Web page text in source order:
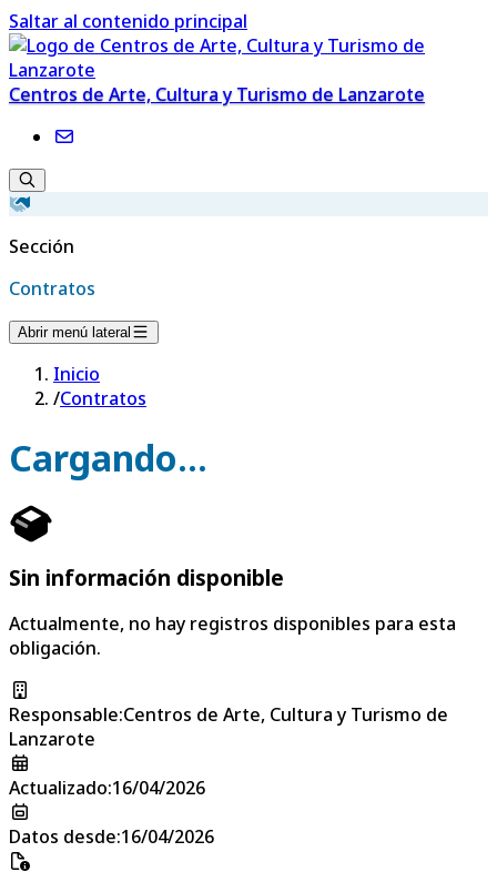
Saltar al contenido principal
Centros de Arte, Cultura y Turismo de Lanzarote
Sección
Contratos
Abrir menú lateral
Inicio
/Contratos
Cargando...
Sin información disponible
Actualmente, no hay registros disponibles para esta
obligación.
Responsable:Centros de Arte, Cultura y Turismo de
Lanzarote
Actualizado:16/04/2026
Datos desde:16/04/2026